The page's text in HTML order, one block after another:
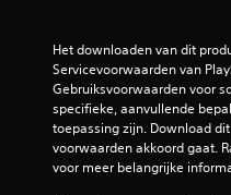
Het downloaden van dit
Servicevoorwaarden van
Gebruiksvoorwaarden voor
specifieke, aanvullende
toepassing zijn. Download
voorwaarden akkoord gaat.
voor meer belangrijke